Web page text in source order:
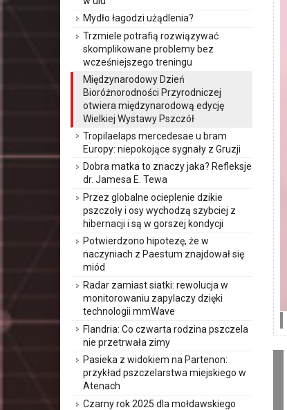
Mydło łagodzi użądlenia?
Trzmiele potrafią rozwiązywać
skomplikowane problemy bez
wcześniejszego treningu
Międzynarodowy Dzień
Bioróżnorodności Przyrodniczej
otwiera międzynarodową edycję
Wielkiej Wystawy Pszczół
Tropilaelaps mercedesae u bram
Europy: niepokojące sygnały z Gruzji
Dobra matka to znaczy jaka? Refleksje
dr. Jamesa E. Tewa
Przez globalne ocieplenie dzikie
pszczoły i osy wychodzą szybciej z
hibernacji i są w gorszej kondycji
Potwierdzono hipotezę, że w
naczyniach z Paestum znajdował się
miód
Radar zamiast siatki: rewolucja w
monitorowaniu zapylaczy dzięki
technologii mmWave
Flandria: Co czwarta rodzina pszczela
nie przetrwała zimy
Pasieka z widokiem na Partenon:
przykład pszczelarstwa miejskiego w
Atenach
Czarny rok 2025 dla mołdawskiego